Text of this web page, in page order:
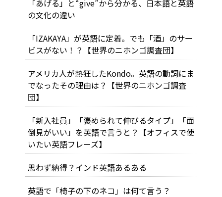
「あげる」と“give”から分かる、日本語と英語
の文化の違い
「IZAKAYA」が英語に定着。でも「酒」のサー
ビスがない！？【世界のニホンゴ調査団】
アメリカ人が熱狂したKondo。英語の動詞にま
でなったその理由は？【世界のニホンゴ調査
団】
「新入社員」「褒められて伸びるタイプ」「面
倒見がいい」を英語で言うと？【オフィスで使
いたい英語フレーズ】
思わず納得？インド英語あるある
英語で「椅子の下のネコ」は何て言う？